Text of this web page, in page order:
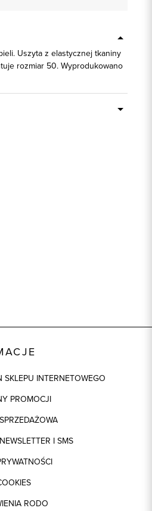
Uszyta z elastycznej tkaniny
rozmiar 50. Wyprodukowano
SKLEPU INTERNETOWEGO
PROMOCJI
I SMS
RODO